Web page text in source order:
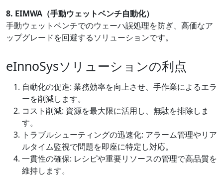
8. EIMWA（手動ウェットベンチ自動化）
手動ウェットベンチでのウェーハ誤処理を防ぎ、高価なア
ップグレードを回避するソリューションです。
eInnoSysソリューションの利点
自動化の促進: 業務効率を向上させ、手作業によるエラ
ーを削減します。
コスト削減: 資源を最大限に活用し、無駄を排除しま
す。
トラブルシューティングの迅速化: アラーム管理やリア
ルタイム監視で問題を即座に特定し対応。
一貫性の確保: レシピや重要リソースの管理で高品質を
維持します。